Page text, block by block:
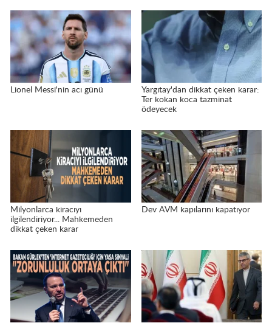
Lionel Messi'nin acı günü
Yargıtay'dan dikkat çeken karar:
Ter kokan koca tazminat
ödeyecek
Milyonlarca kiracıyı
ilgilendiriyor... Mahkemeden
dikkat çeken karar
Dev AVM kapılarını kapatıyor